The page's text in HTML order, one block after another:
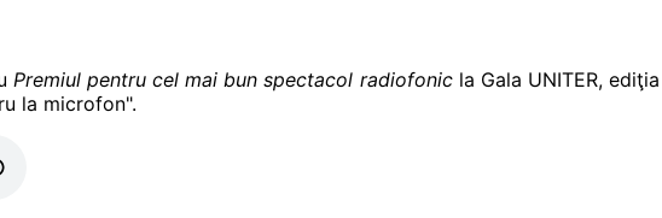
Premiul pentru cel mai bun spectacol radiofonicla Gala UNITER,
la microfon".